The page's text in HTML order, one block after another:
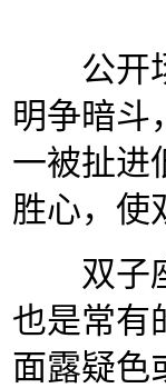
公开场
明争暗斗
一被扯进
胜心，使
双子座
也是常有
面露疑色